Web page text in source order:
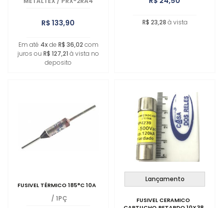
R$ 133,90
Em até 4xde R$ 36,02 com
juros ou R$ 127,21 à vista no
deposito
R$ 23,28 à vista
FUSIVEL TÉRMICO 185°C 10A
/ 1PÇ
Lançamento
FUSIVEL CERAMICO